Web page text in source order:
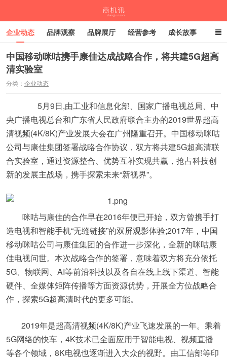
企业动态 品牌观察 品牌展厅 经营参考 成长故事
深度观察 伙伴计划
中国移动咪咕携手康佳达成战略合作，将共建5G超高
清实验室
分类： 企业动态
​ 5月9日,由工业和信息化部、国家广播电视总局、中
央广播电视总台和广东省人民政府联合主办的2019世界超高
清视频(4K/8K)产业发展大会在广州隆重召开。中国移动咪咕
公司与康佳集团签署战略合作协议，双方将共建5G超高清联
合实验室，通过资源整合、优势互补实现共赢，抢占科技创
新的发展主战场，携手探索未来“新视界”。
咪咕与康佳的合作早在2016年便已开始，双方曾携手打
造电视和智能手机“无缝链接”的双屏观影体验;2017年，中国
移动咪咕公司与康佳集团的合作进一步深化，全新的咪咕康
佳电视问世。本次战略合作的签署，意味着双方将充分依托
5G、物联网、AI等前沿科技以及各自在线上线下渠道、智能
硬件、全媒体矩阵传播等方面资源优势，开展全方位战略合
作，探索5G超高清时代的更多可能。
2019年是超高清视频(4K/8K)产业飞速发展的一年。乘着
5G网络的快车，4K技术已全面应用于智能电视、视频直播
等各个领域，8K电视也逐渐进入大众的视野。由工信部等印